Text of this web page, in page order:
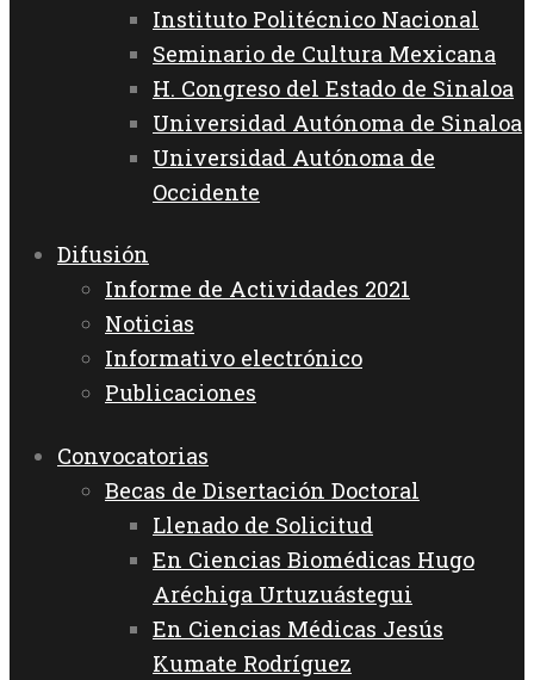
Instituto Politécnico Nacional
Seminario de Cultura Mexicana
H. Congreso del Estado de Sinaloa
Universidad Autónoma de Sinaloa
Universidad Autónoma de
Occidente
Difusión
Informe de Actividades 2021
Noticias
Informativo electrónico
Publicaciones
Convocatorias
Becas de Disertación Doctoral
Llenado de Solicitud
En Ciencias Biomédicas Hugo
Aréchiga Urtuzuástegui
En Ciencias Médicas Jesús
Kumate Rodríguez